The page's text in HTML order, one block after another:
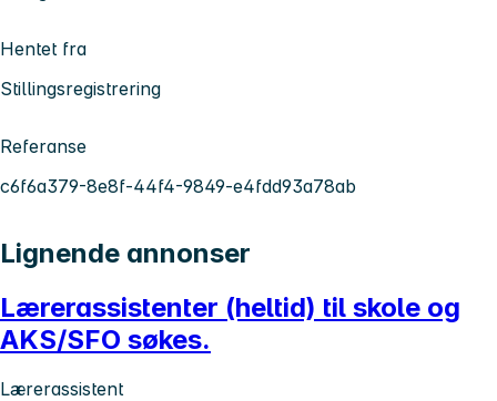
Hentet fra
Stillingsregistrering
Referanse
c6f6a379-8e8f-44f4-9849-e4fdd93a78ab
Lignende annonser
Lærerassistenter (heltid) til skole og
AKS/SFO søkes.
Lærerassistent